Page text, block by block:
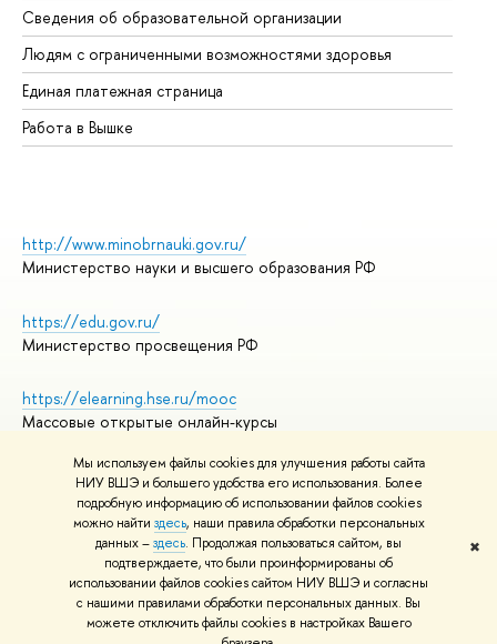
Мы используем файлы cookies для улучшения работы сайта
НИУ ВШЭ и большего удобства его использования. Более
подробную информацию об использовании файлов cookies
можно найти здесь, наши правила обработки персональных
данных –здесь. Продолжая пользоваться сайтом, вы
подтверждаете, что были проинформированы об
использовании файлов cookies сайтом НИУ ВШЭ и согласны
с нашими правилами обработки персональных данных. Вы
можете отключить файлы cookies в настройках Вашего
✖
Сведения об образовательной организации
Людям с ограниченными возможностями здоровья
Единая платежная страница
Работа в Вышке
http://www.minobrnauki.gov.ru/
Министерство науки и высшего образования РФ
https://edu.gov.ru/
Министерство просвещения РФ
https://elearning.hse.ru/mooc
Массовые открытые онлайн-курсы
© НИУ ВШЭ 1993–2026
Адреса и контакты
Условия использования материалов
Политика конфиденциальности
Правила применения рекомендательных технологий в НИУ ВШЭ
Карта сайта